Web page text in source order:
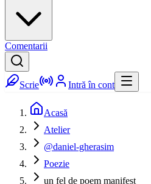
Comentarii
Scrie Intră în cont
Acasă
Atelier
@daniel-gherasim
Poezie
un fel de poem manifest